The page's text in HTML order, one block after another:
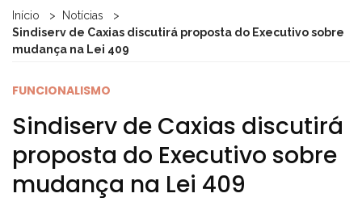
Início
Notícias
Sindiserv de Caxias discutirá proposta do Executivo sobre
mudança na Lei 409
FUNCIONALISMO
Sindiserv de Caxias discutirá
proposta do Executivo sobre
mudança na Lei 409